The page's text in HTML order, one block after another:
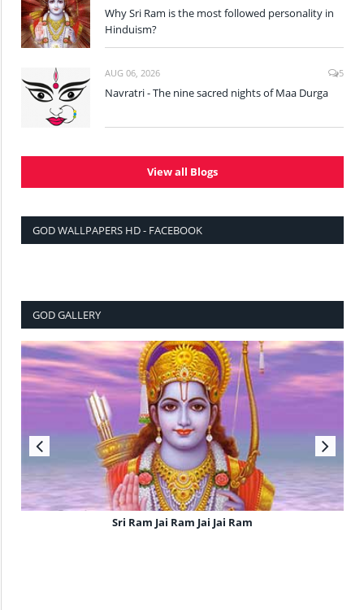
Why Sri Ram is the most followed personality in
Hinduism?
AUG 06, 2026 5
Navratri - The nine sacred nights of Maa Durga
View all Blogs
GOD WALLPAPERS HD - FACEBOOK
GOD GALLERY
Sri Ram Jai Ram Jai Jai Ram